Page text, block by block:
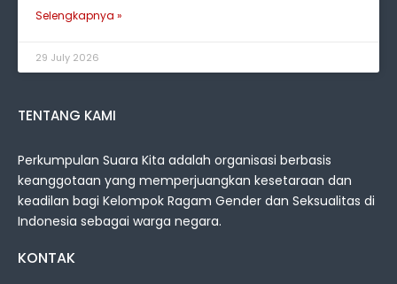
Selengkapnya »
29 July 2026
TENTANG KAMI
Perkumpulan Suara Kita adalah organisasi berbasis
keanggotaan yang memperjuangkan kesetaraan dan
keadilan bagi Kelompok Ragam Gender dan Seksualitas di
Indonesia sebagai warga negara.
KONTAK